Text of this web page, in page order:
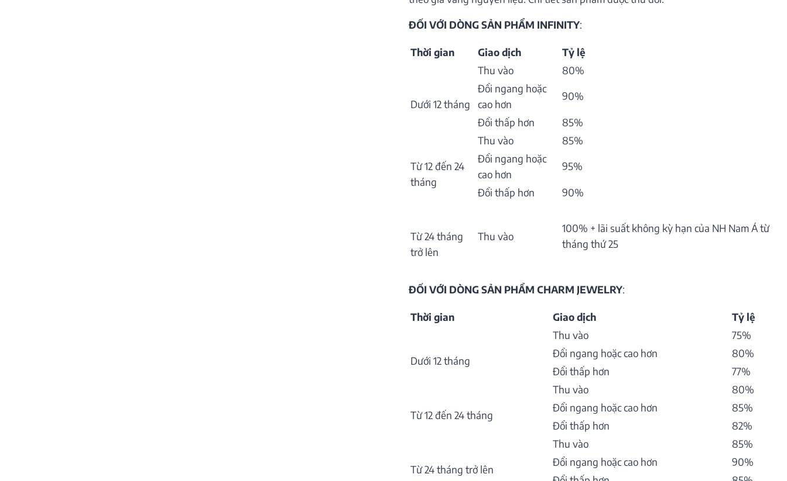
ĐỐI VỚI DÒNG SẢN PHẨM INFINITY:
Thời gian Giao dịch Tỷ lệ
Dưới 12 tháng
Thu vào
80%
Đổi ngang hoặc
cao hơn
90%
Đổi thấp hơn 85%
Từ 12 đến 24
tháng
Thu vào
85%
Đổi ngang hoặc
cao hơn
95%
Đổi thấp hơn 90%
Từ 24 tháng
trở lên
Thu vào
100% + lãi suất không kỳ hạn của NH Nam Á từ
tháng thứ 25
ĐỐI VỚI DÒNG SẢN PHẨM CHARM JEWELRY:
Thời gian Giao dịch Tỷ lệ
Dưới 12 tháng
Thu vào
75%
Đổi ngang hoặc cao hơn
80%
Đổi thấp hơn
77%
Từ 12 đến 24 tháng
Thu vào
80%
Đổi ngang hoặc cao hơn
85%
Đổi thấp hơn
82%
Từ 24 tháng trở lên
Thu vào
85%
Đổi ngang hoặc cao hơn
90%